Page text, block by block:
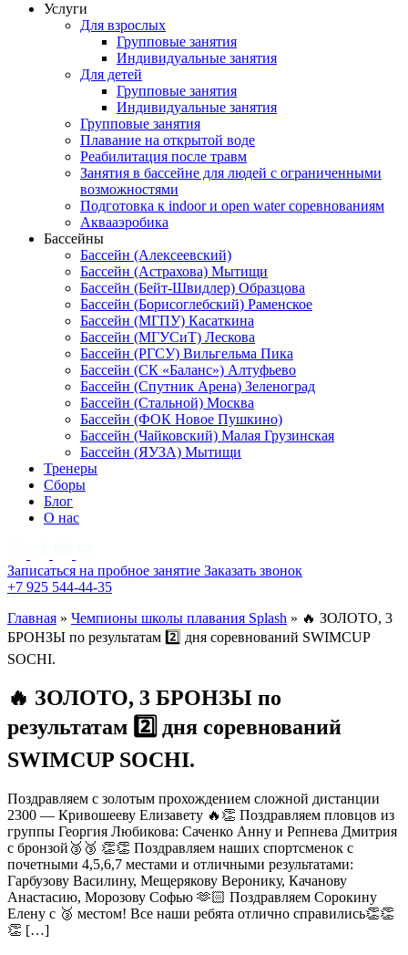
Услуги
Для взрослых
Групповые занятия
Индивидуальные занятия
Для детей
Групповые занятия
Индивидуальные занятия
Групповые занятия
Плавание на открытой воде
Реабилитация после травм
Занятия в бассейне для людей с ограниченными
возможностями
Подготовка к indoor и open water соревнованиям
Аквааэробика
Бассейны
Бассейн (Алексеевский)
Бассейн (Астрахова) Мытищи
Бассейн (Бейт-Швидлер) Образцова
Бассейн (Борисоглебский) Раменское
Бассейн (МГПУ) Касаткина
Бассейн (МГУСиТ) Лескова
Бассейн (РГСУ) Вильгельма Пика
Бассейн (СК «Баланс») Алтуфьево
Бассейн (Спутник Арена) Зеленоград
Бассейн (Стальной) Москва
Бассейн (ФОК Новое Пушкино)
Бассейн (Чайковский) Малая Грузинская
Бассейн (ЯУЗА) Мытищи
Тренеры
Сборы
Блог
О нас
Записаться на пробное занятие Заказать звонок
+7 925 544-44-35
Главная » Чемпионы школы плавания Splash » 🔥 ЗОЛОТО, 3
БРОНЗЫ по результатам 2️⃣ дня соревнований SWIMCUP
SOCHI.
🔥 ЗОЛОТО, 3 БРОНЗЫ по
результатам 2️⃣ дня соревнований
SWIMCUP SOCHI.
Поздравляем с золотым прохождением сложной дистанции
2300 — Кривошееву Елизавету 🔥👏 Поздравляем пловцов из
группы Георгия Любикова: Саченко Анну и Репнева Дмитрия
с бронзой🥉🥉 👏👏 Поздравляем наших спортсменок с
почетными 4,5,6,7 местами и отличными результатами:
Гарбузову Василину, Мещерякову Веронику, Качанову
Анастасию, Морозову Софью 🫶🏻 Поздравляем Сорокину
Елену с 🥉 местом! Все наши ребята отлично справились👏👏
👏 […]